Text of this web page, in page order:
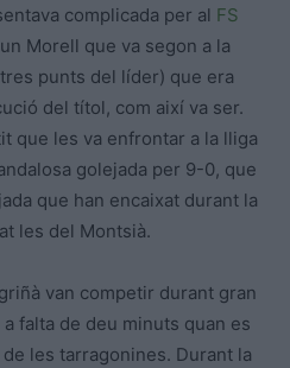
complicada per al FS
Morell que va segon a la
punts del líder) que era
del títol, com així va ser.
que les va enfrontar a la lliga
golejada per 9-0, que
que han encaixat durant la
les del Montsià.
van competir durant gran
falta de deu minuts quan es
les tarragonines. Durant la